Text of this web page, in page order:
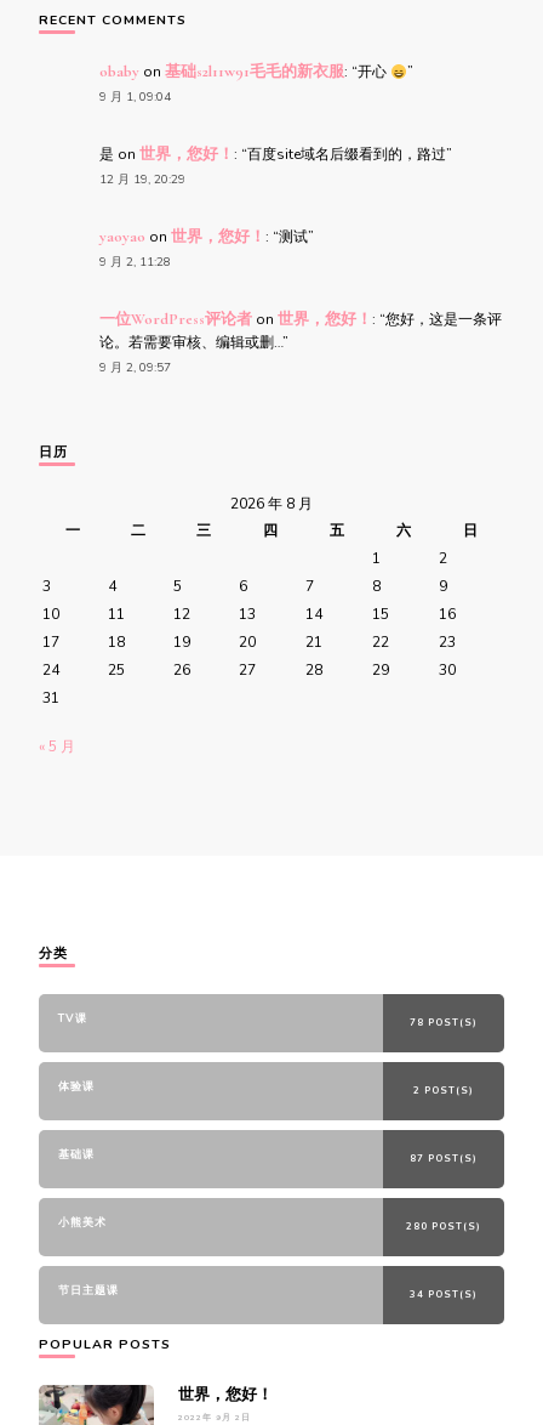
RECENT COMMENTS
obaby on 基础s2l11w91毛毛的新衣服: “开心 ”
9 月 1, 09:04
是 on 世界，您好！ : “百度site域名后缀看到的，路过”
12 月 19, 20:29
yaoyao on 世界，您好！ : “测试”
9 月 2, 11:28
一位WordPress评论者 on 世界，您好！ : “您好，这是一条评
论。若需要审核、编辑或删…”
9 月 2, 09:57
日历
2026 年 8 月
一
二 三 四 五 六
日
1
2
3
4 5 6 7 8
9
10
11 12 13 14 15
16
17
18 19 20 21 22
23
24
25 26 27 28 29
30
31
« 5 月
分类
TV课 78 POST(S)
体验课 2 POST(S)
基础课 87 POST(S)
小熊美术 280 POST(S)
节日主题课 34 POST(S)
POPULAR POSTS
世界，您好！
2022年 9月 2日